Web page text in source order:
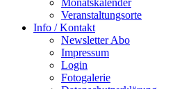
Monatskalender
Veranstaltungsorte
Info / Kontakt
Newsletter Abo
Impressum
Login
Fotogalerie